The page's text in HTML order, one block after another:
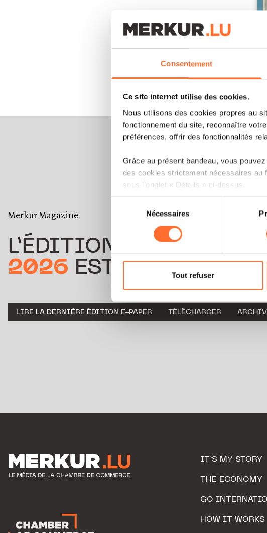
Consentement
Ce site internet utilise des cookies.
Nous utilisons des cookies propres au
fonctionnement du site, reconnaître
préférences, offrir des fonctionnalités
Grâce au présent bandeau, vous
des cookies strictement nécessaires au
sous l’onglet « Détails » ci-dessus.
Il est précisé que la navigation sur le
cas de refus de tous les cookies ou des
personnelles, vous pouvez consulter
consentement
Nécessaires
Tout refuser
Merkur Magazine
L’ÉDITIONÉTÉ
2026 EST DISPONIBLE
LIRE LA DERNIÈRE ÉDITION E-PAPER TÉLÉCHARGER
IT’S MY STORY
THE ECONOMY
GO
HOW IT WORKS